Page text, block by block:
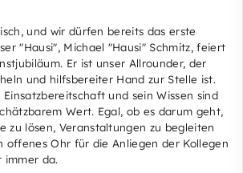
und wir dürfen bereits das erste
"Hausi", Michael "Hausi" Schmitz, feiert
Er ist unser Allrounder, der
und hilfsbereiter Hand zur Stelle ist.
und sein Wissen sind
Wert. Egal, ob es darum geht,
zu lösen, Veranstaltungen zu begleiten
offenes Ohr für die Anliegen der Kollegen
immer da.